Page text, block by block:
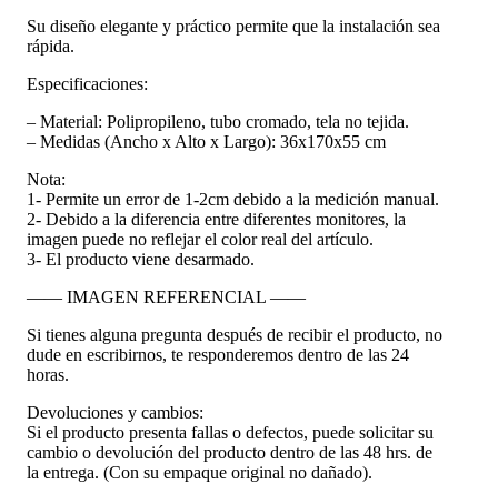
Su diseño elegante y práctico permite que la instalación sea
rápida.
Especificaciones:
– Material: Polipropileno, tubo cromado, tela no tejida.
– Medidas (Ancho x Alto x Largo): 36x170x55 cm
Nota:
1- Permite un error de 1-2cm debido a la medición manual.
2- Debido a la diferencia entre diferentes monitores, la
imagen puede no reflejar el color real del artículo.
3- El producto viene desarmado.
—— IMAGEN REFERENCIAL ——
Si tienes alguna pregunta después de recibir el producto, no
dude en escribirnos, te responderemos dentro de las 24
horas.
Devoluciones y cambios:
Si el producto presenta fallas o defectos, puede solicitar su
cambio o devolución del producto dentro de las 48 hrs. de
la entrega. (Con su empaque original no dañado).